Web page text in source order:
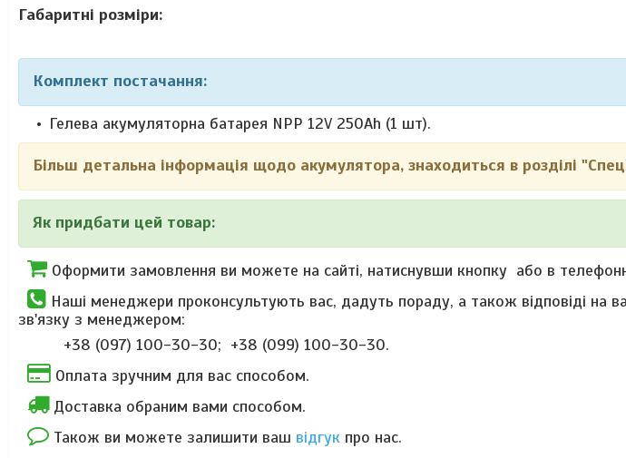
Габаритні розміри:
Комплект постачання:
Гелева акумуляторна батарея NPP 12V 250Ah (1 шт).
Більш детальна інформація щодо акумулятора, знаходиться в розділі
Як придбати цей товар:
Оформити замовлення ви можете на сайті, натиснувши кнопку або в
Наші менеджери проконсультують вас, дадуть пораду, а також відповіді на
зв'язку з менеджером:
+38 (097) 100-30-30; +38 (099) 100-30-30.
Оплата зручним для вас способом.
Доставка обраним вами способом.
Також ви можете залишити ваш відгук про нас.